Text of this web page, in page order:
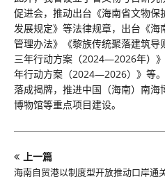
促进会，推动出台《海南省文物
发展规定》等法律规章，出台《
管理办法》《黎族传统聚落建筑
三年行动方案（2024—2026年）
年行动方案（2024—2026）》等
落成揭牌，推进中国（海南）南
博物馆等重点项目建设。
上一篇
海南自贸港以制度型开放推动口岸通